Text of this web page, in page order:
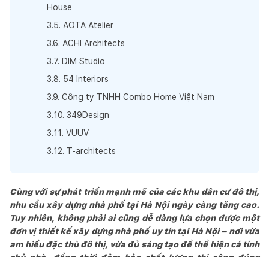
House
3.5. AOTA Atelier
3.6. ACHI Architects
3.7. DIM Studio
3.8. 54 Interiors
3.9. Công ty TNHH Combo Home Việt Nam
3.10. 349Design
3.11 . VUUV
3.12. T-architects
Cùng với sự phát triển mạnh mẽ của các khu dân cư đô thị,
nhu cầu xây dựng nhà phố tại Hà Nội ngày càng tăng cao.
Tuy nhiên, không phải ai cũng dễ dàng lựa chọn được một
đơn vị thiết kế xây dựng nhà phố uy tín tại Hà Nội – nơi vừa
am hiểu đặc thù đô thị, vừa đủ sáng tạo để thể hiện cá tính